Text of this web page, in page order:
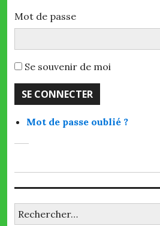
Mot de passe
Se souvenir de moi
SE CONNECTER
Mot de passe oublié ?